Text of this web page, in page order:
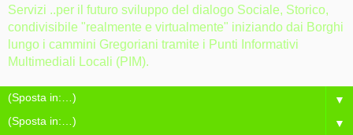
Servizi ..per il futuro sviluppo del dialogo Sociale, Storico,
condivisibile "realmente e virtualmente" iniziando dai Borghi
lungo i cammini Gregoriani tramite i Punti Informativi
Multimediali Locali (PIM).
▼
▼